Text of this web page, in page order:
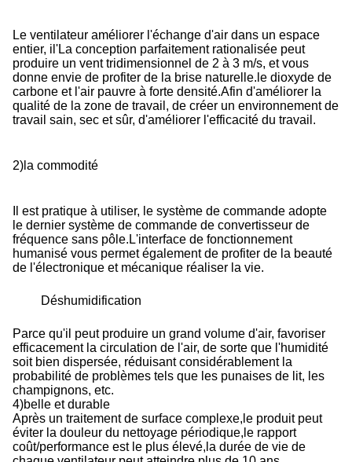
Le ventilateur améliorer l'échange d'air dans un espace
entier, il 'La conception parfaitement rationalisée peut
produire un vent tridimensionnel de 2 à 3 m/s, et vous
donne envie de profiter de la brise naturelle.le dioxyde de
carbone et l'air pauvre à forte densité.Afin d'améliorer la
qualité de la zone de travail, de créer un environnement de
travail sain, sec et sûr, d'améliorer l'efficacité du travail.
2) la commodité
Il est pratique à utiliser, le système de commande adopte
le dernier système de commande de convertisseur de
fréquence sans pôle.L'interface de fonctionnement
humanisé vous permet également de profiter de la beauté
de l'électronique et mécanique réaliser la vie.
Déshumidification
Parce qu'il peut produire un grand volume d'air, favoriser
efficacement la circulation de l'air, de sorte que l'humidité
soit bien dispersée, réduisant considérablement la
probabilité de problèmes tels que les punaises de lit, les
champignons, etc.
4)belle et durable
Après un traitement de surface complexe,le produit peut
éviter la douleur du nettoyage périodique,le rapport
coût/performance est le plus élevé,la durée de vie de